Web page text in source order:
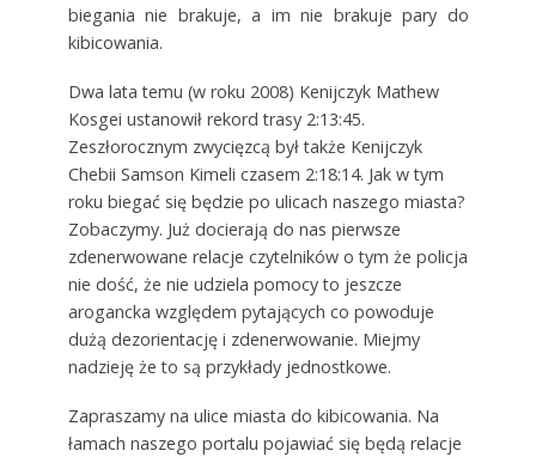
biegania nie brakuje, a im nie brakuje pary do
kibicowania.
Dwa lata temu (w roku 2008) Kenijczyk Mathew
Kosgei ustanowił rekord trasy 2:13:45.
Zeszłorocznym zwycięzcą był także Kenijczyk
Chebii Samson Kimeli czasem 2:18:14. Jak w tym
roku biegać się będzie po ulicach naszego miasta?
Zobaczymy. Już docierają do nas pierwsze
zdenerwowane relacje czytelników o tym że policja
nie dość, że nie udziela pomocy to jeszcze
arogancka względem pytających co powoduje
dużą dezorientację i zdenerwowanie. Miejmy
nadzieję że to są przykłady jednostkowe.
Zapraszamy na ulice miasta do kibicowania. Na
łamach naszego portalu pojawiać się będą relacje